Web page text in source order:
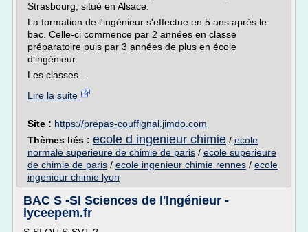
Strasbourg, situé en Alsace.
La formation de l'ingénieur s'effectue en 5 ans après le
bac. Celle-ci commence par 2 années en classe
préparatoire puis par 3 années de plus en école
d'ingénieur.
Les classes...
Lire la suite
Site : https://prepas-couffignal.jimdo.com
Thèmes liés : ecole d ingenieur chimie / ecole
normale superieure de chimie de paris / ecole superieure
de chimie de paris / ecole ingenieur chimie rennes / ecole
ingenieur chimie lyon
BAC S -SI Sciences de l'Ingénieur -
lyceepem.fr